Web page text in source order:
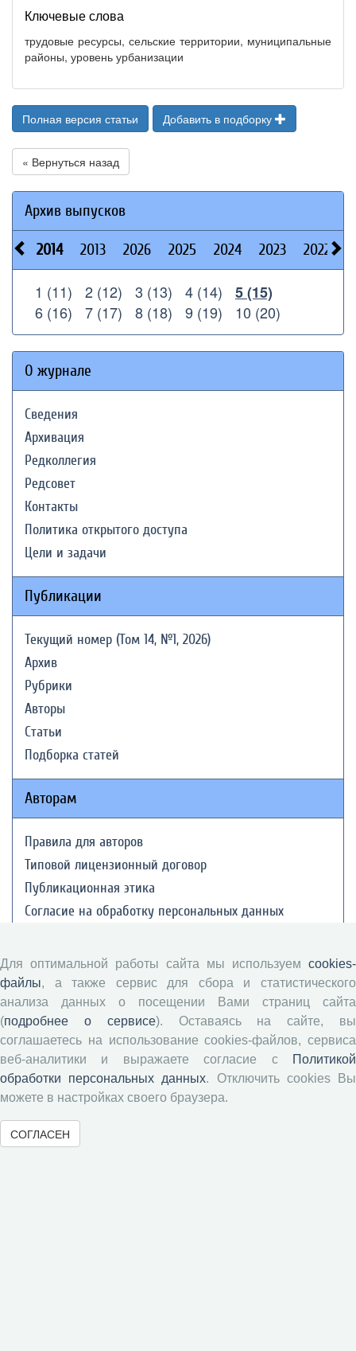
Ключевые слова
трудовые ресурсы, сельские территории, муниципальные
районы, уровень урбанизации
Полная версия статьи Добавить в подборку
« Вернуться назад
Архив выпусков
2014 2013 2026 2025 2024 2023 2022
1 (11) 2 (12) 3 (13) 4 (14)
5 (15)
6 (16)
7 (17) 8 (18) 9 (19) 10 (20)
О журнале
Сведения
Архивация
Редколлегия
Редсовет
Контакты
Политика открытого доступа
Цели и задачи
Публикации
Текущий номер (Том 14, №1, 2026)
Архив
Рубрики
Авторы
Статьи
Подборка статей
Авторам
Правила для авторов
Типовой лицензионный договор
Публикационная этика
Согласие на обработку персональных данных
Рецензентам
Памятка рецензенту
Положение о рецензировании
Форма рецензии
Журналы ВолНЦ РАН
Для оптимальной работы сайта мы используем cookies-
файлы, а также сервис для сбора и статистического
анализа данных о посещении Вами страниц сайта
(подробнее о сервисе). Оставаясь на сайте, вы
соглашаетесь на использование cookies-файлов, сервиса
веб-аналитики и выражаете согласие с
Политикой
обработки персональных данных. Отключить cookies Вы
можете в настройках своего браузера.
СОГЛАСЕН